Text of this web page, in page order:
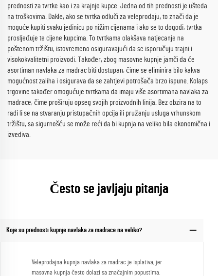
prednosti za tvrtke kao i za krajnje kupce. Jedna od tih prednosti je ušteda
na troškovima. Dakle, ako se tvrtka odluči za veleprodaju, to znači da je
moguće kupiti svaku jedinicu po nižim cijenama i ako se to dogodi, tvrtka
prosljeđuje te cijene kupcima. To tvrtkama olakšava natjecanje na
poštenom tržištu, istovremeno osiguravajući da se isporučuju trajni i
visokokvalitetni proizvodi. Također, zbog masovne kupnje jamči da će
asortiman navlaka za madrac biti dostupan, čime se eliminira bilo kakva
mogućnost zaliha i osigurava da se zahtjevi potrošača brzo ispune. Kolaps
trgovine također omogućuje tvrtkama da imaju više asortimana navlaka za
madrace, čime proširuju opseg svojih proizvodnih linija. Bez obzira na to
radi li se na stvaranju pristupačnih opcija ili pružanju usluga vrhunskom
tržištu, sa sigurnošću se može reći da bi kupnja na veliko bila ekonomična i
izvediva.
Često se javljaju pitanja
Koje su prednosti kupnje navlaka za madrace na veliko?
Veleprodajna kupnja navlaka za madrac je isplativa, jer
masovna kupnja često dolazi sa značajnim popustima.